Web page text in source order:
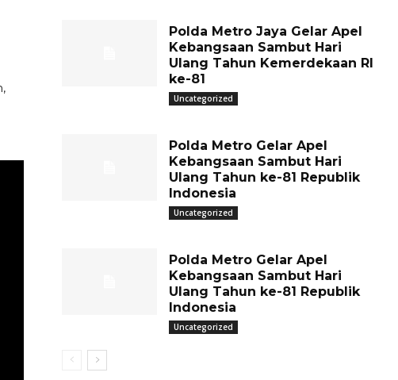
Polda Metro Jaya Gelar Apel
Kebangsaan Sambut Hari
Ulang Tahun Kemerdekaan RI
ke-81
Uncategorized
Polda Metro Gelar Apel
Kebangsaan Sambut Hari
Ulang Tahun ke-81 Republik
Indonesia
Uncategorized
Polda Metro Gelar Apel
Kebangsaan Sambut Hari
Ulang Tahun ke-81 Republik
Indonesia
Uncategorized